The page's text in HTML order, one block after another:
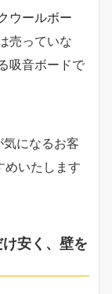
ウールボー
売っていな
吸音ボードで
になるお客
めいたします
安く、壁を